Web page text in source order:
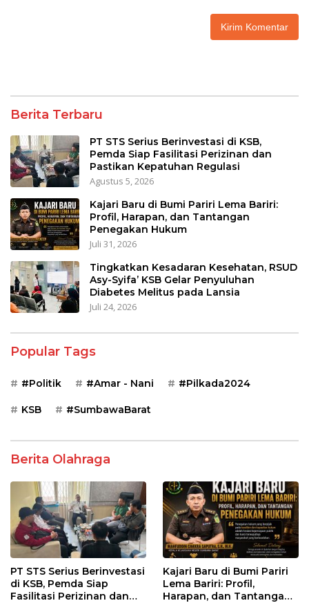
Berita Terbaru
PT STS Serius Berinvestasi di KSB,
Pemda Siap Fasilitasi Perizinan dan
Pastikan Kepatuhan Regulasi
Agustus 5, 2026
Kajari Baru di Bumi Pariri Lema Bariri:
Profil, Harapan, dan Tantangan
Penegakan Hukum
Juli 31, 2026
Tingkatkan Kesadaran Kesehatan, RSUD
Asy-Syifa’ KSB Gelar Penyuluhan
Diabetes Melitus pada Lansia
Juli 24, 2026
Popular Tags
#Politik #Amar - Nani #Pilkada2024
KSB #SumbawaBarat
Berita Olahraga
PT STS Serius Berinvestasi
di KSB, Pemda Siap
Fasilitasi Perizinan dan
Kajari Baru di Bumi Pariri
Lema Bariri: Profil,
Harapan, dan Tantangan